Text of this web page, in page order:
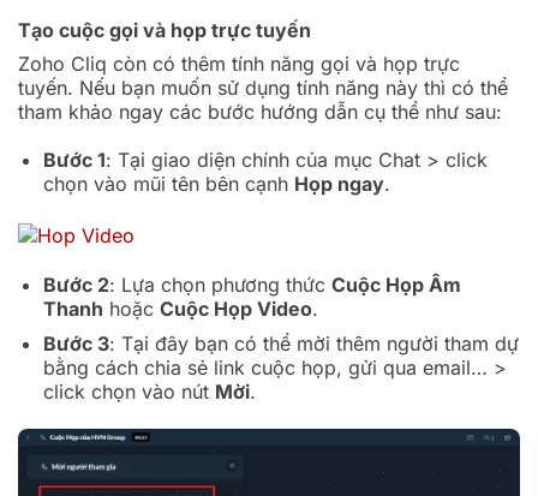
Tạo cuộc gọi và họp trực tuyến
Zoho Cliq còn có thêm tính năng gọi và họp trực
tuyến. Nếu bạn muốn sử dụng tính năng này thì có thể
tham khảo ngay các bước hướng dẫn cụ thể như sau:
Bước 1: Tại giao diện chính của mục Chat > click
chọn vào mũi tên bên cạnh Họp ngay.
Bước 2: Lựa chọn phương thức Cuộc Họp Âm
Thanh hoặc Cuộc Họp Video.
Bước 3: Tại đây bạn có thể mời thêm người tham dự
bằng cách chia sẻ link cuộc họp, gửi qua email… >
click chọn vào nút Mời.